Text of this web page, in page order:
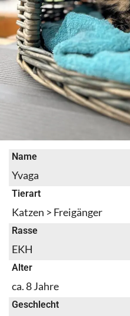
Name
Yvaga
Tierart
Katzen > Freigänger
Rasse
EKH
Alter
ca. 8 Jahre
Geschlecht